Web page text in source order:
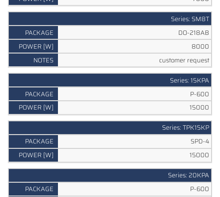
Series: SM8T
DO-218AB
8000
customer request
Series: 15KPA
P-600
15000
Series: TPK15KP
SPD-4
15000
Series: 20KPA
P-600